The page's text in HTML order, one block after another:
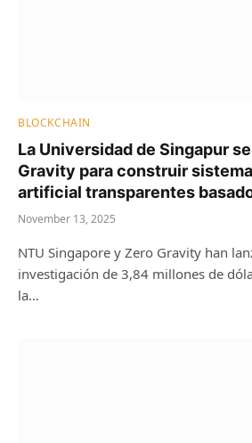
BLOCKCHAIN
La Universidad de Singapur
Gravity para construir
artificial transparentes
November 13, 2025
NTU Singapore y Zero Gravity han
investigación de 3,84 millones de
la…